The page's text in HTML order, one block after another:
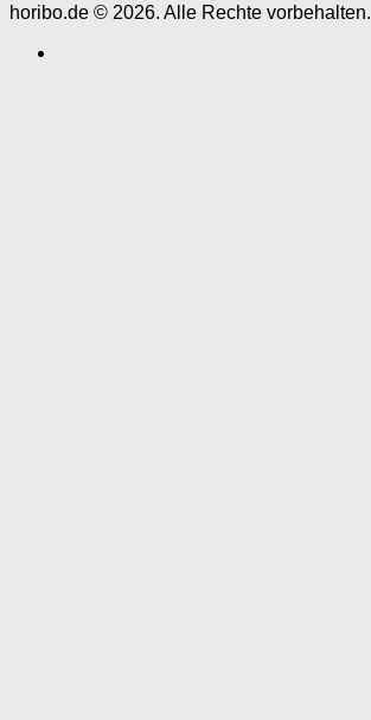
horibo.de © 2026. Alle Rechte vorbehalten.